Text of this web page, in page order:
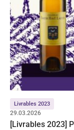
Livrables 2023
29.03.2026
[Livrables 2023]